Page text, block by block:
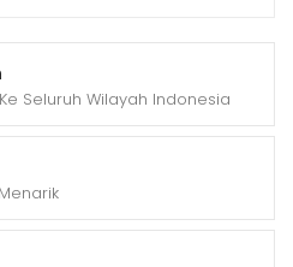
Seluruh Wilayah Indonesia